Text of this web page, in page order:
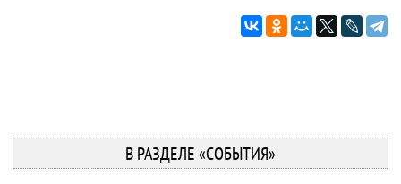
В РАЗДЕЛЕ «СОБЫТИЯ»